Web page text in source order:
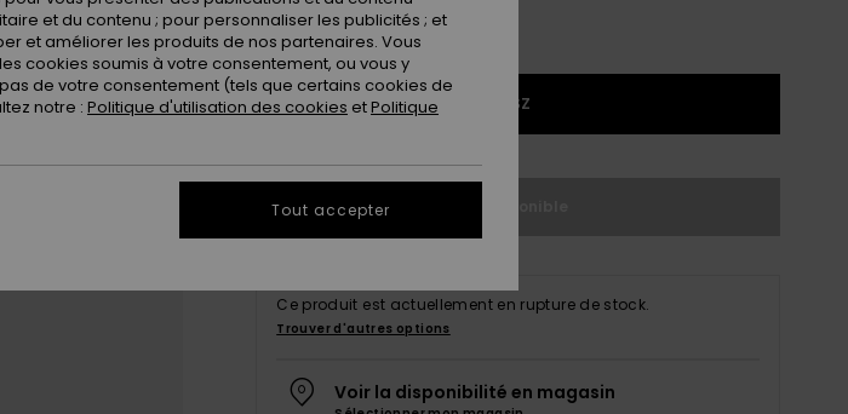
1SZ
Ce produit est actuellement en rupture de stock.
Trouver d'autres options
Voir la disponibilité en magasin
et du contenu ; pour personnaliser les publicités ; et
et améliorer les produits de nos partenaires. Vous
cookies soumis à votre consentement, ou vous y
de votre consentement (tels que certains cookies de
notre : Politique d'utilisation des cookies etPolitique
Tout accepter